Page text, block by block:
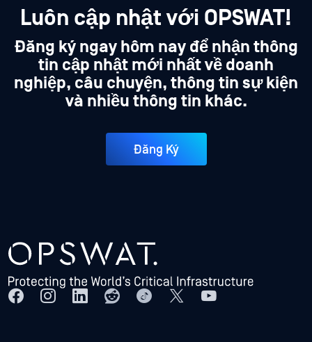
Luôn cập nhật với OPSWAT!
Đăng ký ngay hôm nay để nhận thông
tin cập nhật mới nhất về doanh
nghiệp, câu chuyện, thông tin sự kiện
và nhiều thông tin khác.
Đăng Ký